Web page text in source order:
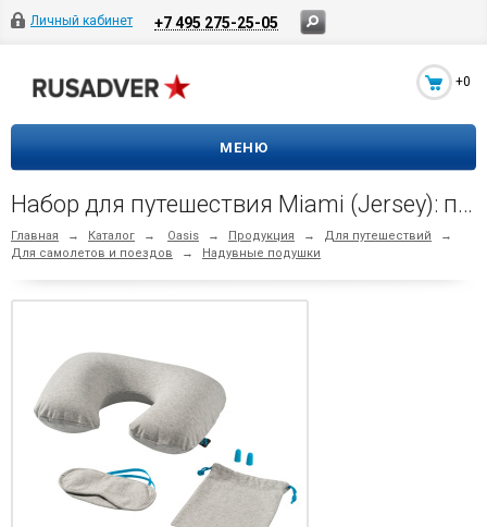
Личный кабинет +7 495 275-25-05
+0
МЕНЮ
Набор для путешествия Miami (Jersey): подушка, повязка для глаз, беруши
Главная → Каталог → Oasis → Продукция → Для путешествий
→
Для самолетов и поездов
→ Надувные подушки